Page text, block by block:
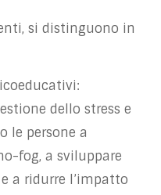
si distinguono in
dello stress e
le persone a
fog, a sviluppare
a ridurre l’impatto